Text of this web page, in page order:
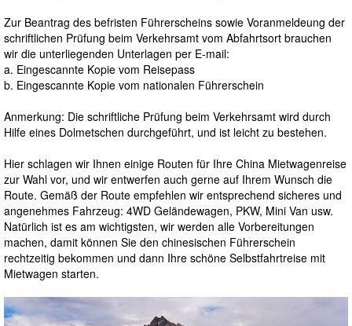
Zur Beantrag des befristen Führerscheins sowie Voranmeldeung der
schriftlichen Prüfung beim Verkehrsamt vom Abfahrtsort brauchen
wir die unterliegenden Unterlagen per E-mail:
a. Eingescannte Kopie vom Reisepass
b. Eingescannte Kopie vom nationalen Führerschein
Anmerkung: Die schriftliche Prüfung beim Verkehrsamt wird durch
Hilfe eines Dolmetschen durchgeführt, und ist leicht zu bestehen.
Hier schlagen wir Ihnen einige Routen für Ihre China Mietwagenreise
zur Wahl vor, und wir entwerfen auch gerne auf Ihrem Wunsch die
Route. Gemäß der Route empfehlen wir entsprechend sicheres und
angenehmes Fahrzeug: 4WD Geländewagen, PKW, Mini Van usw.
Natürlich ist es am wichtigsten, wir werden alle Vorbereitungen
machen, damit können Sie den chinesischen Führerschein
rechtzeitig bekommen und dann Ihre schöne Selbstfahrtreise mit
Mietwagen starten.